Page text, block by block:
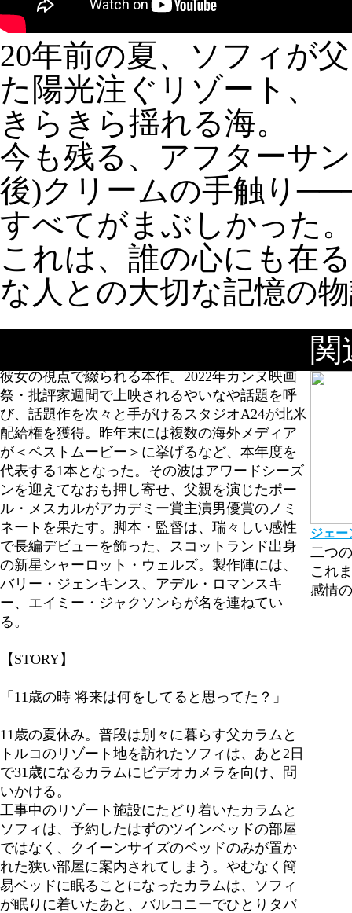
20年前の夏、ソフィが
た陽光注ぐリゾート、
きらきら揺れる海。
今も残る、アフターサ
後)クリームの手触り
すべてがまぶしかった
これは、誰の心にも在
な人との大切な記憶の
彼女の視点で綴られる本作。2022年カンヌ映画
祭・批評家週間で上映されるやいなや話題を呼
び、話題作を次々と手がけるスタジオA24が北米
配給権を獲得。昨年末には複数の海外メディア
が＜ベストムービー＞に挙げるなど、本年度を
代表する1本となった。その波はアワードシーズ
ンを迎えてなおも押し寄せ、父親を演じたポー
ル・メスカルがアカデミー賞主演男優賞のノミ
ネートを果たす。脚本・監督は、瑞々しい感性
で長編デビューを飾った、スコットランド出身
の新星シャーロット・ウェルズ。製作陣には、
バリー・ジェンキンス、アデル・ロマンスキ
ー、エイミー・ジャクソンらが名を連ねてい
る。
【STORY】
「11歳の時 将来は何をしてると思ってた？」
11歳の夏休み。普段は別々に暮らす父カラムと
トルコのリゾート地を訪れたソフィは、あと2日
で31歳になるカラムにビデオカメラを向け、問
いかける。
工事中のリゾート施設にたどり着いたカラムと
ソフィは、予約したはずのツインベッドの部屋
ではなく、クイーンサイズのベッドのみが置か
れた狭い部屋に案内されてしまう。やむなく簡
易ベッドに眠ることになったカラムは、ソフィ
が眠りに着いたあと、バルコニーでひとりタバ
関
ジェー
二つ
これ
感情